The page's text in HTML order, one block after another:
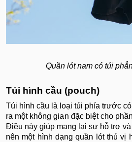
Quần lót nam có túi
Túi hình cầu (pouch)
Túi hình cầu là loại túi phía trước
ra một không gian đặc biệt cho
Điều này giúp mang lại sự hỗ trợ
nên một hình dạng quần lót thú vị